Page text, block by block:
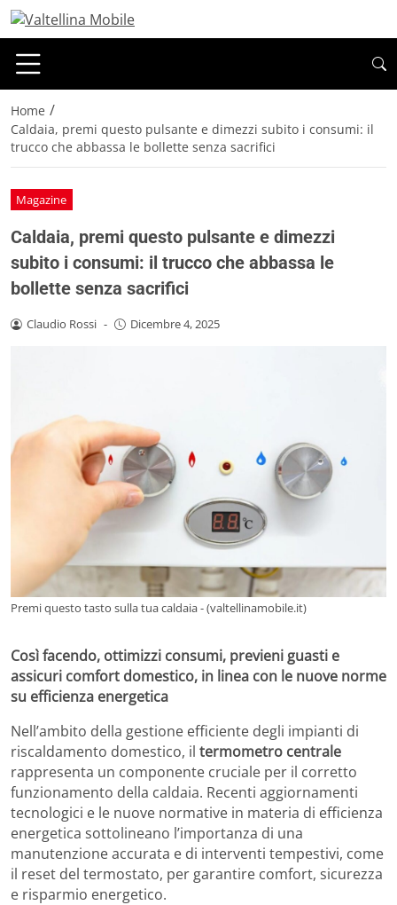
Home /
Caldaia, premi questo pulsante e dimezzi subito i consumi: il
trucco che abbassa le bollette senza sacrifici
Magazine
Caldaia, premi questo pulsante e dimezzi
subito i consumi: il trucco che abbassa le
bollette senza sacrifici
Claudio Rossi - Dicembre 4, 2025
Premi questo tasto sulla tua caldaia - (valtellinamobile.it)
Così facendo, ottimizzi consumi, previeni guasti e
assicuri comfort domestico, in linea con le nuove norme
su efficienza energetica
Nell’ambito della gestione efficiente degli impianti di
riscaldamento domestico, il termometro centrale
rappresenta un componente cruciale per il corretto
funzionamento della caldaia. Recenti aggiornamenti
tecnologici e le nuove normative in materia di efficienza
energetica sottolineano l’importanza di una
manutenzione accurata e di interventi tempestivi, come
il reset del termostato, per garantire comfort, sicurezza
e risparmio energetico.